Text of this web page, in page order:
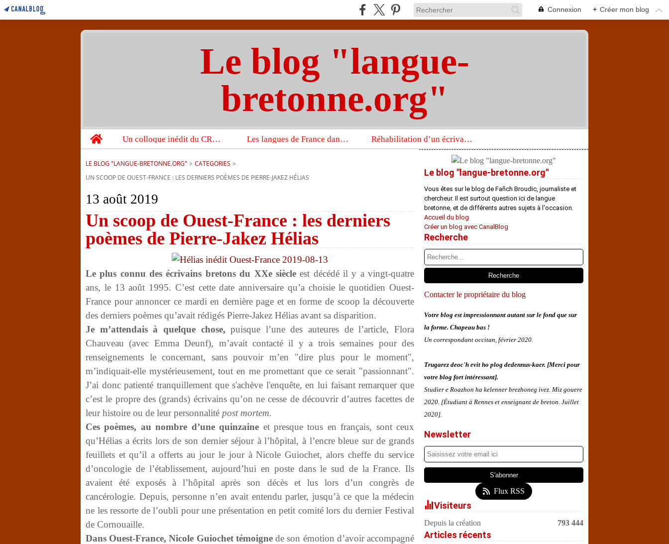
Connexion + Créer mon blog
Le blog "langue-
bretonne.org"
Home
Un colloque inédit du CRBC sur les victimes de l’année 1944 Les langues de France dans un imposant ouvrage sur la langue française que publient les Presses universitaires d’Oxford Réhabilitation d’un écrivain de langue bretonne aujourd’hui mal connu et méconnu
LE BLOG "LANGUE-BRETONNE.ORG" > CATEGORIES >
UN SCOOP DE OUEST-FRANCE : LES DERNIERS POÈMES DE PIERRE-JAKEZ HÉLIAS
13 août 2019
Un scoop de Ouest-France : les derniers
poèmes de Pierre-Jakez Hélias
Le plus connu des écrivains bretons du XXe siècleest décédé il y a vingt-quatre
ans, le 13 août 1995. C’est cette date anniversaire qu’a choisie le quotidien Ouest-
France pour annoncer ce mardi en dernière page et en forme de scoop la découverte
des derniers poèmes qu’avait rédigés Pierre-Jakez Hélias avant sa disparition.
Je m’attendais à quelque chose, puisque l’une des auteures de l’article, Flora
Chauveau (avec Emma Deunf), m’avait contacté il y a trois semaines pour des
renseignements le concernant, sans pouvoir m’en "dire plus pour le moment",
m’indiquait-elle mystérieusement, tout en me promettant que ce serait "passionnant".
J’ai donc patienté tranquillement que s'achève l'enquête,en lui faisant remarquer que
c’est le propre des (grands) écrivains qu’on ne cesse de découvrir d’autres facettes de
leur histoire ou de leur personnalité post mortem.
Ces poèmes, au nombre d’une quinzaine et presque tous en français, sont ceux
qu’Hélias a écrits lors de son dernier séjour à l’hôpital, à l’encre bleue sur de grands
feuillets et qu’il a offerts au jour le jour à Nicole Guiochet, alors cheffe du service
d’oncologie de l’établissement, aujourd’hui en poste dans le sud de la France. Ils
avaient été exposés à l’hôpital après son décès et lus lors d’un congrès de
cancérologie. Depuis, personne n’en avait entendu parler, jusqu’à ce que la médecin
ne les ressorte de l’oubli pour une présentation en petit comité lors du dernier Festival
de Cornouaille.
Dans Ouest-France, Nicole Guiochet témoignede son émotion d’avoir accompagné
Le blog "langue-bretonne.org"
Vous êtes sur le blog de Fañch Broudic, journaliste et
chercheur. Il est surtout question ici de langue
bretonne, et de différents autres sujets à l'occasion.
Accueil du blog
Créer un blog avec CanalBlog
Recherche
Contacter le propriétaire du blog
Votre blog est impressionnant autant sur le fond que sur
la forme. Chapeau bas !
Un correspondant occitan, février 2020.
Trugarez deoc'h evit ho plog dedennus-kaer. [Merci pour
votre blog fort intéressant].
Studier e Roazhon ha kelenner brezhoneg ivez. Miz gouere
2020. [Étudiant à Rennes et enseignant de breton. Juillet
2020].
Newsletter
Flux RSS
Visiteurs
Depuis la création 793 444
Articles récents